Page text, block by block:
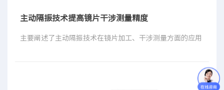
主动隔振技术提高镜片干涉测量精度
主要阐述了主动隔振技术在镜片加工、干涉测量方面的应用